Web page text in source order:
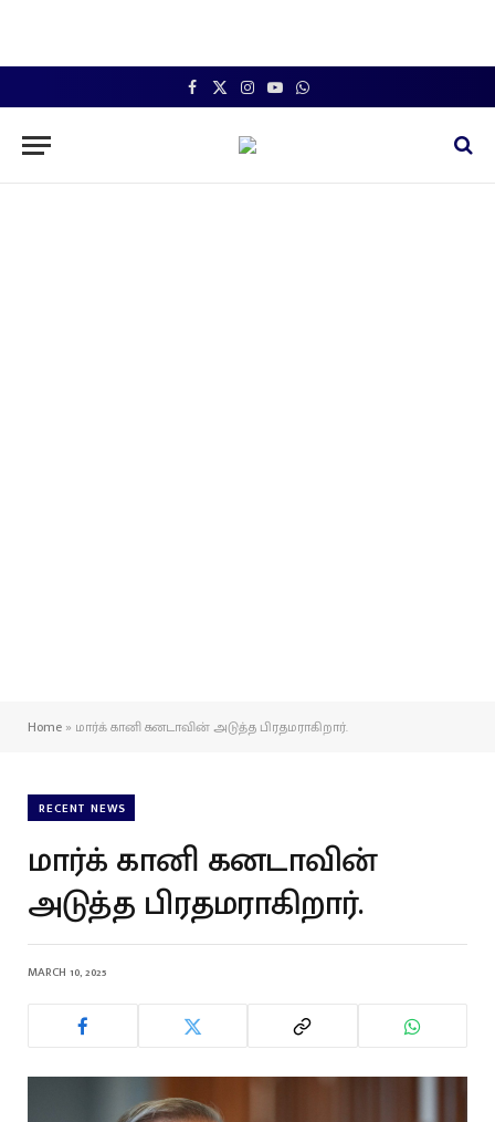
Facebook
X
Instagram
YouTubeWhatsApp
Home » மார்க் கானி கனடாவின் அடுத்த பிரதமராகிறார்.
RECENT NEWS
மார்க் கானி கனடாவின்
அடுத்த பிரதமராகிறார்.
MARCH 10, 2025